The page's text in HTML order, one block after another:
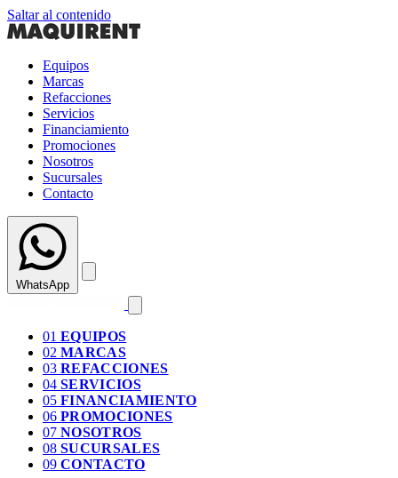
Saltar al contenido
Equipos
Marcas
Refacciones
Servicios
Financiamiento
Promociones
Nosotros
Sucursales
Contacto
WhatsApp
01 EQUIPOS
02 MARCAS
03 REFACCIONES
04 SERVICIOS
05 FINANCIAMIENTO
06 PROMOCIONES
07 NOSOTROS
08 SUCURSALES
09 CONTACTO